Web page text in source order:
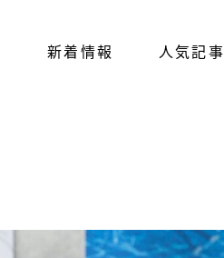
新着情報 人気記事